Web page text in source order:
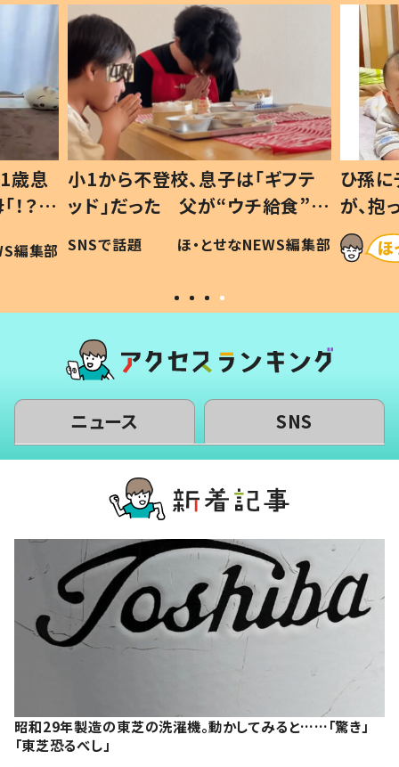
小1から不登校、息子は「ギフテ
ッド」だった 父が“ウチ給食”を
作り続ける理由とは #令和の親
#令和の子
SNSで話題 ほ・とせなNEWS編集部
ひ孫にデレデ
が、抱っこす
「涙が出まし
い」
ニュース SNS
昭和29年製造の東芝の洗濯機。動かしてみると……「驚き」
「東芝恐るべし」